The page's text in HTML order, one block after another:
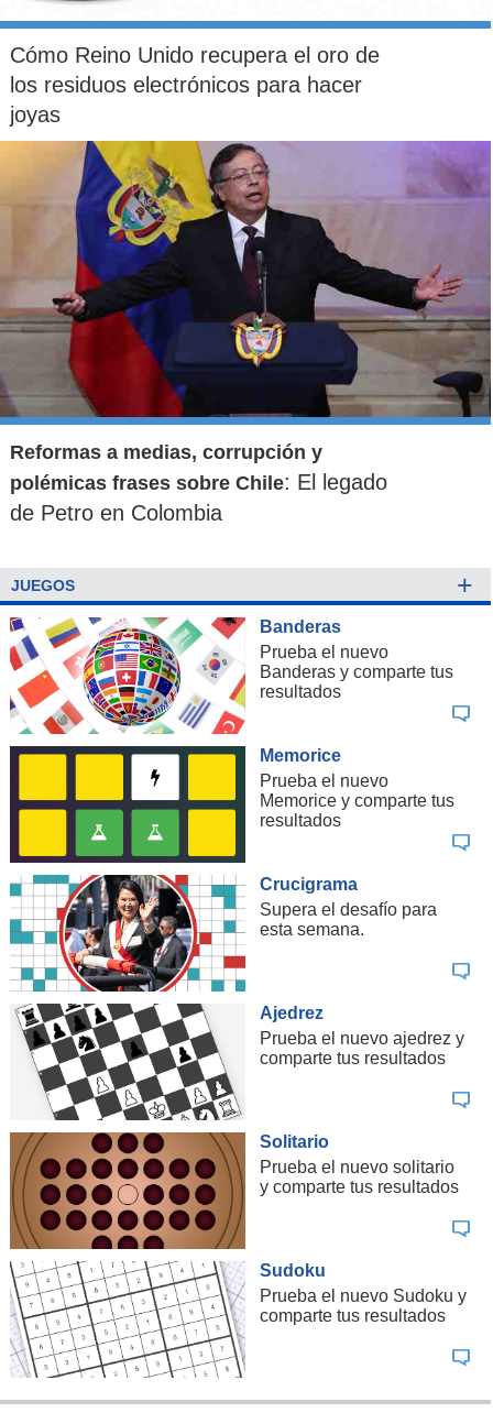
Cómo Reino Unido recupera el oro de
los residuos electrónicos para hacer
joyas
Reformas a medias, corrupción y
polémicas frases sobre Chile: El legado
de Petro en Colombia
JUEGOS +
Banderas
Prueba el nuevo
Banderas y comparte tus
resultados
Memorice
Prueba el nuevo
Memorice y comparte tus
resultados
Crucigrama
Supera el desafío para
esta semana.
Ajedrez
Prueba el nuevo ajedrez y
comparte tus resultados
Solitario
Prueba el nuevo solitario
y comparte tus resultados
Sudoku
Prueba el nuevo Sudoku y
comparte tus resultados